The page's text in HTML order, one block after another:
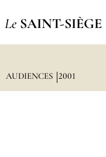
Le SAINT-SIÈGE
AUDIENCES 2001